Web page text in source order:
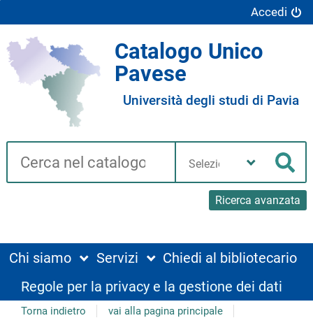
Accedi
Catalogo Unico
Pavese
Università degli studi di Pavia
Cerca su "Catalogo"
Ricerca avanzata
biblioteca
Chi siamo Servizi
Chiedi al bibliotecario
Regole per la privacy e la gestione dei dati
Torna indietro vai alla pagina principale